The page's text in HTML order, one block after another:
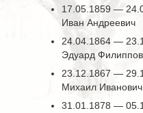
17.05.1859 —
Иван Андреевич
24.04.1864 —
Эдуард
23.12.1867 —
Михаил Иванович
31.01.1878 —